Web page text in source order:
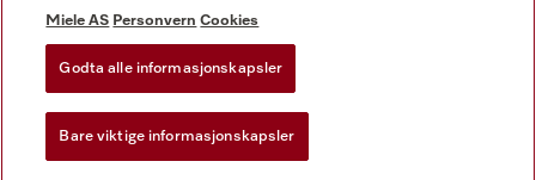
Vilkår for bruk
Miele tilgjengelighetserklæring
Miele AS Personvern Cookies
Godta alle informasjonskapsler
Bare viktige informasjonskapsler